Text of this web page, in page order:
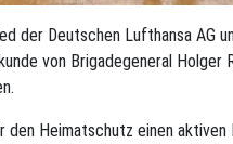
der Deutschen Lufthansa AG
von Brigadegeneral Holger
den Heimatschutz einen